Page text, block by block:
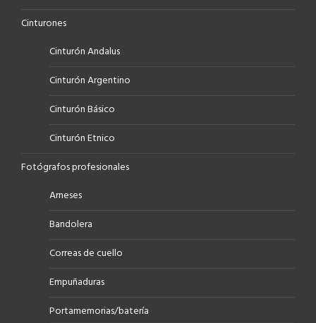
Cinturones
Cinturón Andalus
Cinturón Argentino
Cinturón Básico
Cinturón Etnico
Fotógrafos profesionales
Arneses
Bandolera
Correas de cuello
Empuñaduras
Portamemorias/batería